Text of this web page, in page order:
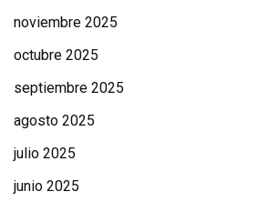
noviembre 2025
octubre 2025
septiembre 2025
agosto 2025
julio 2025
junio 2025